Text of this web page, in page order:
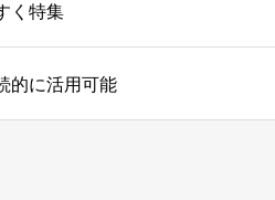
く特集
的に活用可能